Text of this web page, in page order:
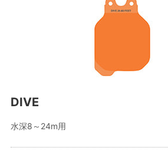
DIVE
水深8～24m用